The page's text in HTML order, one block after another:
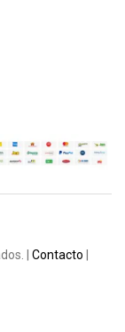
| Contacto